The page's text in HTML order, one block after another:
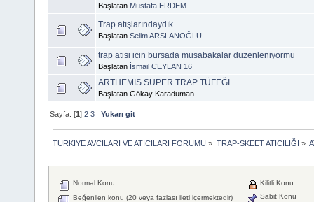
Başlatan Mustafa ERDEM
Trap atışlarındaydık
Başlatan Selim ARSLANOĞLU
trap atisi icin bursada musabakalar duzenleniyormu
Başlatan İsmail CEYLAN 16
ARTHEMİS SUPER TRAP TÜFEĞİ
Başlatan Gökay Karaduman
Sayfa: [1]2 3 Yukarı git
TURKIYE AVCILARI VE ATICILARI FORUMU » TRAP-SKEET ATICILIĞI »
Normal Konu
Beğenilen konu (20 veya fazlası ileti içermektedir)
Kilitli Konu
Sabit Konu